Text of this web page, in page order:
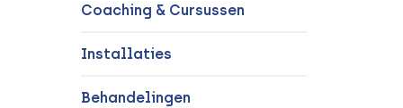
Coaching & Cursussen
Installaties
Behandelingen